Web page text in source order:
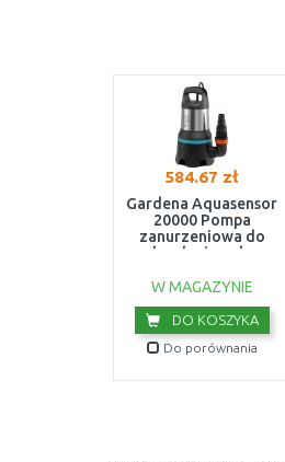
584.67 zł
Gardena Aquasensor
20000 Pompa
zanurzeniowa do
brudnej wody
9044-20
W MAGAZYNIE
DO KOSZYKA
Do porównania